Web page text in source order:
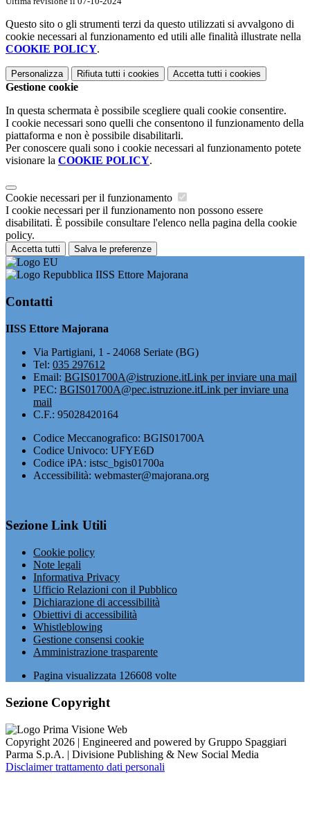
Questo sito o gli strumenti terzi da questo utilizzati si avvalgono di
cookie necessari al funzionamento ed utili alle finalità illustrate nella
COOKIE POLICY.
Personalizza Rifiuta tutti i cookies Accetta tutti i cookies
Gestione cookie
In questa schermata è possibile scegliere quali cookie consentire.
I cookie necessari sono quelli che consentono il funzionamento della
piattaforma e non è possibile disabilitarli.
Per conoscere quali sono i cookie necessari al funzionamento potete
visionare la COOKIE POLICY.
Cookie necessari per il funzionamento
I cookie necessari per il funzionamento non possono essere
disabilitati. È possibile consultare l'elenco nella pagina della cookie
policy.
Accetta tutti Salva le preferenze
IISS Ettore Majorana
Contatti
IISS Ettore Majorana
Via Partigiani, 1 - 24068 Seriate (BG)
Tel: 035 297612
Email: BGIS01700A@istruzione.itLink per inviare una mail
PEC: BGIS01700A@pec.istruzione.itLink per inviare una
mail
C.F.: 95028420164
Codice Meccanografico: BGIS01700A
Codice Univoco: UFYE6D
Codice iPA: istsc_bgis01700a
Accessibilità: webmaster@majorana.org
Sezione Link Utili
Cookie policy
Note legali
Informativa Privacy
Ufficio Relazioni con il Pubblico
Dichiarazione di accessibilità
Obiettivi di accessibilità
Whistleblowing
Gestione consensi cookie
Amministrazione trasparente
Pagina visualizzata 126608 volte
Sezione Copyright
Copyright 2026 | Engineered and powered by Gruppo Spaggiari
Parma S.p.A. | Divisione Publishing & New Social Media
Disclaimer trattamento dati personali